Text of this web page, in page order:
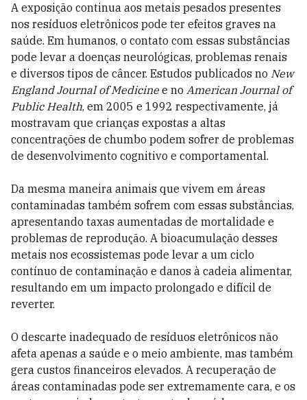
A exposição continua aos metais pesados presentes
nos resíduos eletrônicos pode ter efeitos graves na
saúde. Em humanos, o contato com essas substâncias
pode levar a doenças neurológicas, problemas renais
e diversos tipos de câncer. Estudos publicados no New
England Journal of Medicinee no American Journal of
Public Health, em 2005 e 1992 respectivamente, já
mostravam que crianças expostas a altas
concentrações de chumbo podem sofrer de problemas
de desenvolvimento cognitivo e comportamental.
Da mesma maneira animais que vivem em áreas
contaminadas também sofrem com essas substâncias,
apresentando taxas aumentadas de mortalidade e
problemas de reprodução. A bioacumulação desses
metais nos ecossistemas pode levar a um ciclo
contínuo de contaminação e danos à cadeia alimentar,
resultando em um impacto prolongado e difícil de
reverter.
O descarte inadequado de resíduos eletrônicos não
afeta apenas a saúde e o meio ambiente, mas também
gera custos financeiros elevados. A recuperação de
áreas contaminadas pode ser extremamente cara, e os